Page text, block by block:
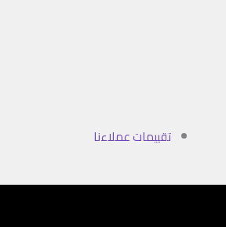
تقييمات عملاءنا